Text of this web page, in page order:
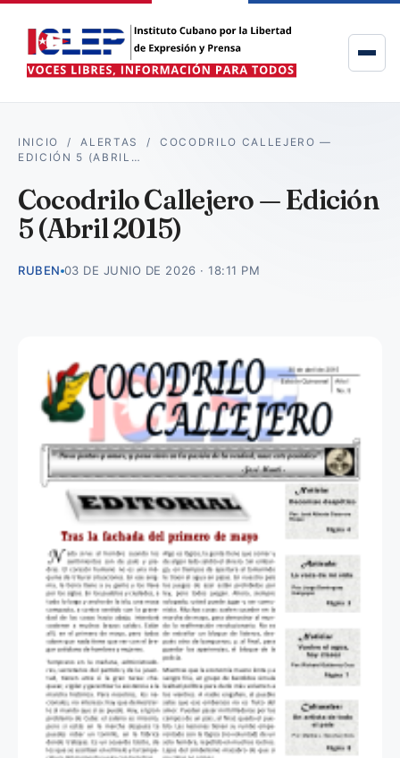
INICIO /ALERTAS /COCODRILO CALLEJERO —
EDICIÓN 5 (ABRIL…
Cocodrilo Callejero — Edición
5 (Abril 2015)
RUBEN 03 DE JUNIO DE 2026 · 18:11 PM